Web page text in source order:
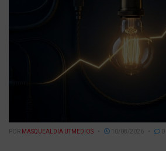
POR MASQUEALDIA UTMEDIOS 10/08/2026 0